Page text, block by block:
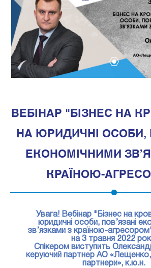
ВЕБІНАР "БІЗНЕС НА
НА ЮРИДИЧНІ ОСОБИ,
ЕКОНОМІЧНИМИ
КРАЇНОЮ-
Увага! Вебінар "Бізнес на
юридичні особи, пов’язані
зв’язками з країною-
на 3 травня 2022
Спікером виступить
керуючий партнер АО
партнери», к.ю.н.